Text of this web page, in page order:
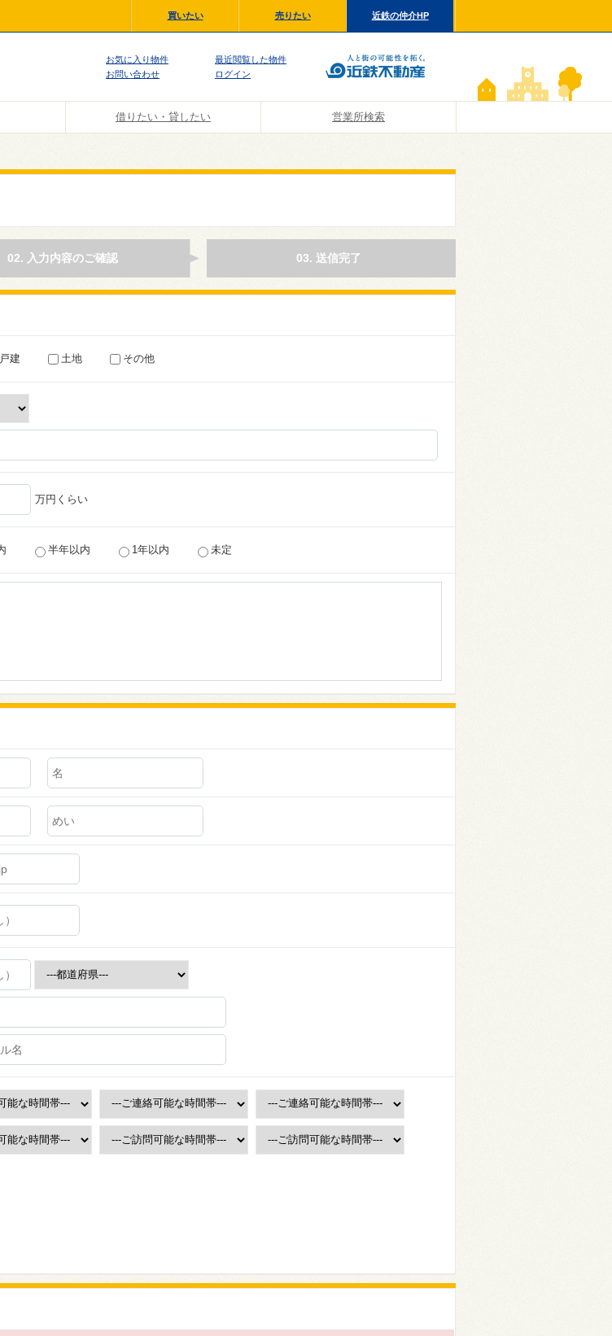
買いたい 売りたい 近鉄の仲介HP
お気に入り物件
お問い合わせ
最近閲覧した物件
ログイン
借りたい・貸したい 営業所検索
02. 入力内容のご確認 03. 送信完了
建 土地 その他
万円くらい
半年以内 1年以内 未定